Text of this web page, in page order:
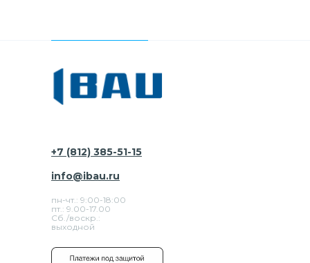
+7 (812) 385-51-15
пн-чт.: 9:00-18:00
пт.: 9.00-17.00
Сб./воскр.:
выходной
info@ibau.ru